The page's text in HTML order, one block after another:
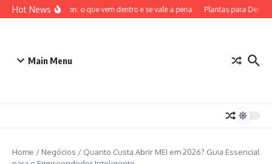
Ir para o conteúdo
Hot News
ETB Pokémon: o que vem dentro e se vale a pena Plantas para Dentro
Main Menu
Home / Negócios / Quanto Custa Abrir MEI em 2026? Guia Essencial